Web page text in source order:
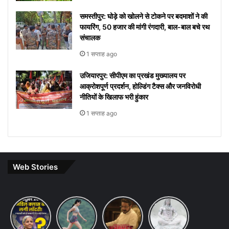
समस्तीपुर: घोड़े को खोलने से टोकने पर बदमाशों ने की
फायरिंग, 50 हजार की मांगी रंगदारी, बाल-बाल बचे रथ
संचालक
1 सप्ताह ago
उजियारपुर: सीपीएम का प्रखंड मुख्यालय पर
आक्रोशपूर्ण प्रदर्शन, होल्डिंग टैक्स और जनविरोधी
नीतियों के खिलाफ भरी हुंकार
1 सप्ताह ago
Web Stories
Budget
2026
Expectations:
7 ways
to
maintain
khakee
the
bengal
10 Lines
on Maha
Shivratri